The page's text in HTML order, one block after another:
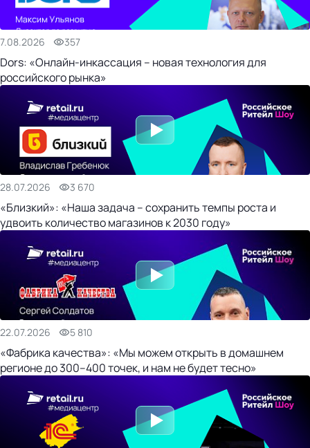
7.08.2026 357
Dors: «Онлайн-инкассация – новая технология для
российского рынка»
28.07.2026 3 670
«Близкий»: «Наша задача – сохранить темпы роста и
удвоить количество магазинов к 2030 году»
22.07.2026 5 810
«Фабрика качества»: «Мы можем открыть в домашнем
регионе до 300–400 точек, и нам не будет тесно»